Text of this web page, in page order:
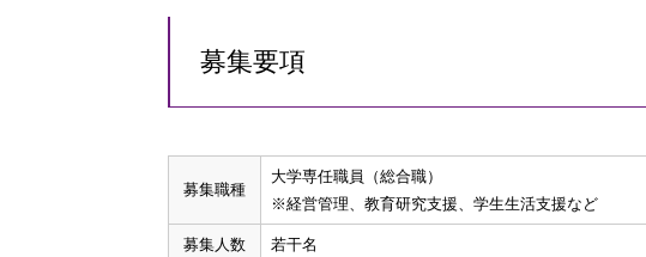
募集要項
募集職種
大学専任職員（総合職）
※経営管理、教育研究支援、学生生活支援など
募集人数 若干名